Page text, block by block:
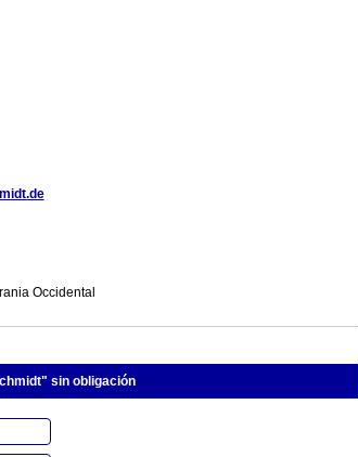
Occidental
sin obligación